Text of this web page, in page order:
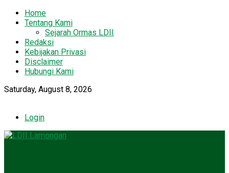
Home
Tentang Kami
Sejarah Ormas LDII
Redaksi
Kebijakan Privasi
Disclaimer
Hubungi Kami
Saturday, August 8, 2026
Login